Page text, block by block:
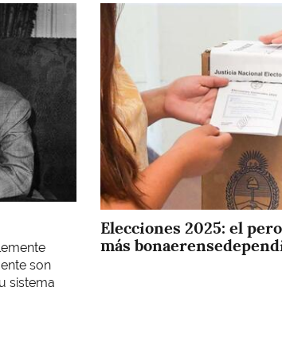
son
sistema
Imagen
Elecciones 2025: el
más